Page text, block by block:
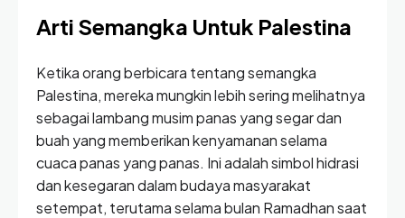
Arti Semangka Untuk Palestina
Ketika orang berbicara tentang semangka
Palestina, mereka mungkin lebih sering melihatnya
sebagai lambang musim panas yang segar dan
buah yang memberikan kenyamanan selama
cuaca panas yang panas. Ini adalah simbol hidrasi
dan kesegaran dalam budaya masyarakat
setempat, terutama selama bulan Ramadhan saat